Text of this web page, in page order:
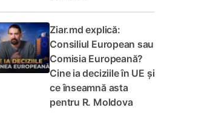
Ziar.md explică:
Consiliul European sau
Comisia Europeană?
Cine ia deciziile în UE și
ce înseamnă asta
pentru R. Moldova